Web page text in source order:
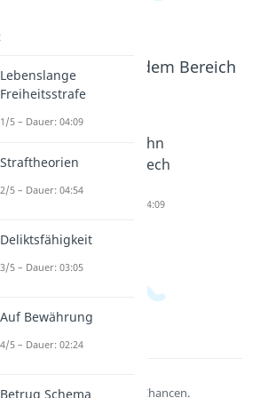
Inhalte aus dem Bereich
ist
Bull?
gkeit
Gewohn
heitsrech
Dauer: 04:09
Entdecke hier deine Chancen.
Lebenslange
Freiheitsstrafe
1/5 – Dauer: 04:09
Straftheorien
2/5 – Dauer: 04:54
Deliktsfähigkeit
3/5 – Dauer: 03:05
Auf Bewährung
4/5 – Dauer: 02:24
Betrug Schema